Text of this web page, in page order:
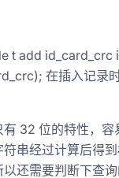
t add id_card_crc
在插入记录
32 位的特性，容
串经过计算后得
还需要判断下查询